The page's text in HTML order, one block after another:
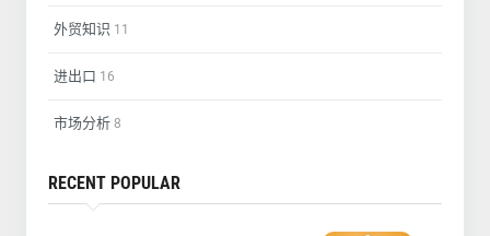
外贸知识 11
进出口 16
市场分析 8
RECENT POPULAR